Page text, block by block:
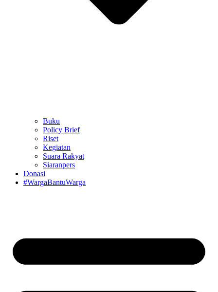
Buku
Policy Brief
Riset
Kegiatan
Suara Rakyat
Siaranpers
Donasi
#WargaBantuWarga